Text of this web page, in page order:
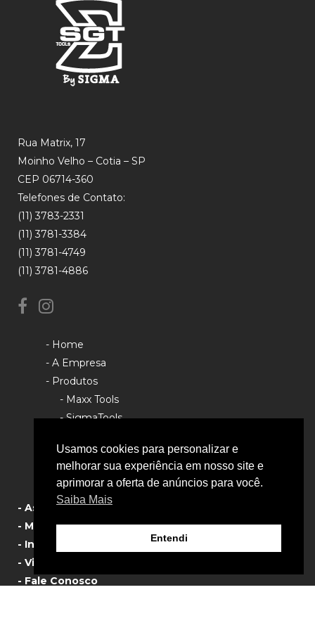
Rua Matrix, 17
Moinho Velho – Cotia – SP
CEP 06714-360
Telefones de Contato:
(11) 3783-2331
(11) 3781-3384
(11) 3781-4749
(11) 3781-4886
- Home
- A Empresa
- Produtos
- Maxx Tools
- SigmaTools
- Política de Privacidade
- Assistência Técnica
- Manual de Produtos
- Informativos
- Vista Explodida
- Fale Conosco
Usamos cookies para personalizar e
melhorar sua experiência em nosso site e
aprimorar a oferta de anúncios para você.
Saiba Mais
Entendi